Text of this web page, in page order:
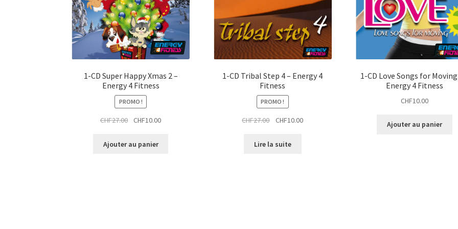
t
i
t
a
i
t
1-CD Super Happy Xmas 2 –
Energy 4 Fitness
PROMO !
CHF27.00
Le
initial
CHF10.00Le
Ajouter au panier
1-CD Tribal Step 4 – Energy 4
Fitness
PROMO !
CHF27.00
Le
initial
CHF10.00Le
Lire la suite
1-CD Love Songs for
Energy 4 Fitness
CHF10.00
Ajouter au panier